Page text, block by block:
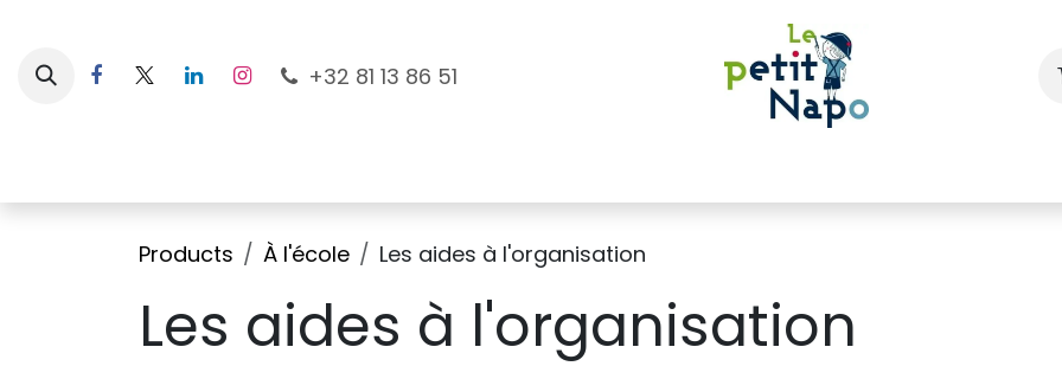
+32 81 13 86 51
Products À l'école Les aides à l'organisation
Les aides à l'organisation